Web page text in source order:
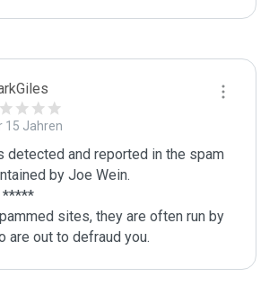
15 Jahren
detected and reported in the spam
by Joe Wein.
*****
sites, they are often run by
are out to defraud you.